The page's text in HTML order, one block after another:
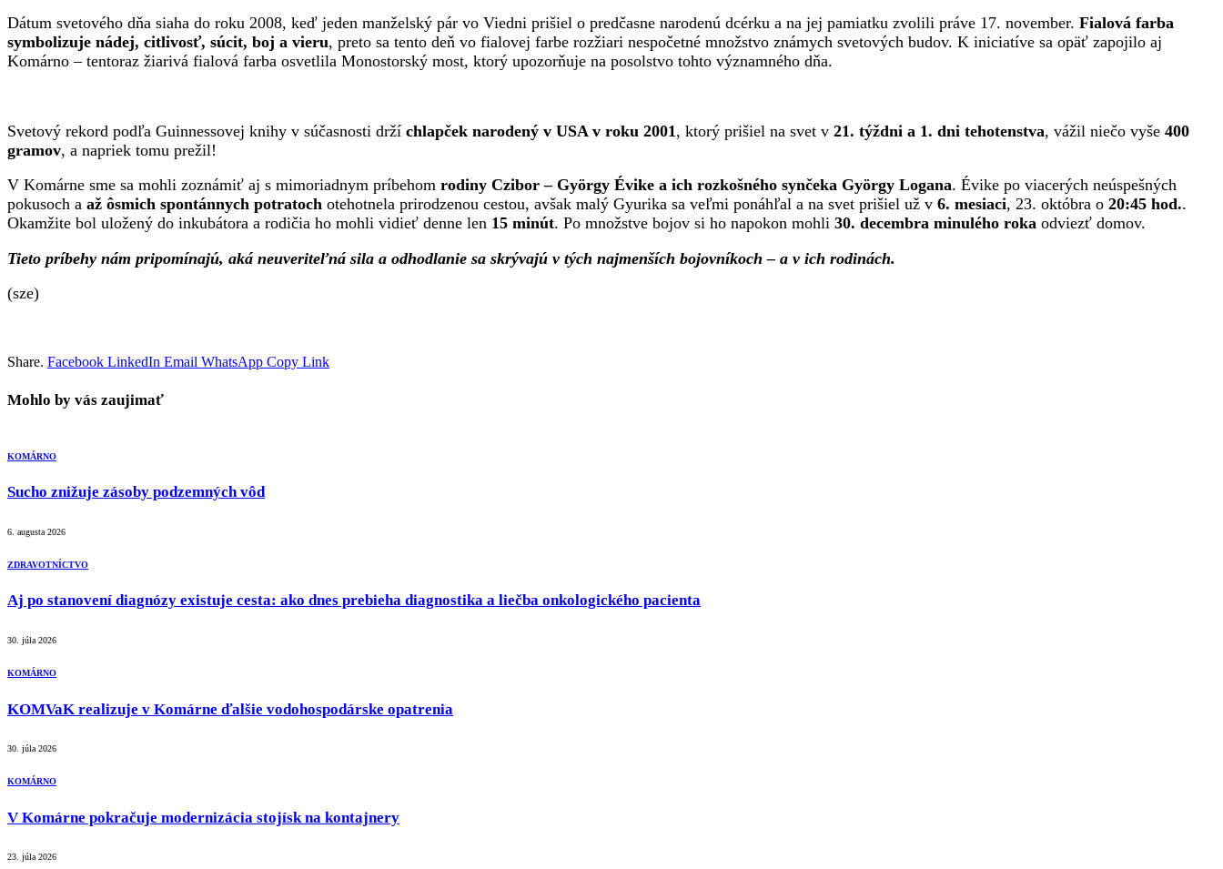
Dátum svetového dňa siaha do roku 2008, keď jeden manželský pár vo Viedni prišiel o predčasne narodenú dcérku a na jej pamiatku zvolili práve 17. november. Fialová farba
symbolizuje nádej, citlivosť, súcit, boj a vieru, preto sa tento deň vo fialovej farbe rozžiari nespočetné množstvo známych svetových budov. K iniciatíve sa opäť zapojilo aj
Komárno – tentoraz žiarivá fialová farba osvetlila Monostorský most, ktorý upozorňuje na posolstvo tohto významného dňa.
Svetový rekord podľa Guinnessovej knihy v súčasnosti drží chlapček narodený v USA v roku 2001 , ktorý prišiel na svet v 21. týždni a 1. dni tehotenstva, vážil niečo vyše 400
gramov, a napriek tomu prežil!
V Komárne sme sa mohli zoznámiť aj s mimoriadnym príbehom rodiny Czibor – György Évike a ich rozkošného synčeka György Logana. Évike po viacerých neúspešných
pokusoch a až ôsmich spontánnych potratoch otehotnela prirodzenou cestou, avšak malý Gyurika sa veľmi ponáhľal a na svet prišiel už v 6. mesiaci, 23. októbra o 20:45 hod..
Okamžite bol uložený do inkubátora a rodičia ho mohli vidieť denne len 15 minút. Po množstve bojov si ho napokon mohli 30. decembra minulého roka odviezť domov.
Tieto príbehy nám pripomínajú, aká neuveriteľná sila a odhodlanie sa skrývajú v tých najmenších bojovníkoch – a v ich rodinách.
(sze)
Share. Facebook LinkedIn Email WhatsApp Copy Link
Mohlo by vás zaujimať
KOMÁRNO
Sucho znižuje zásoby podzemných vôd
6. augusta 2026
ZDRAVOTNÍCTVO
Aj po stanovení diagnózy existuje cesta: ako dnes prebieha diagnostika a liečba onkologického pacienta
30. júla 2026
KOMÁRNO
KOMVaK realizuje v Komárne ďalšie vodohospodárske opatrenia
30. júla 2026
KOMÁRNO
V Komárne pokračuje modernizácia stojísk na kontajnery
23. júla 2026